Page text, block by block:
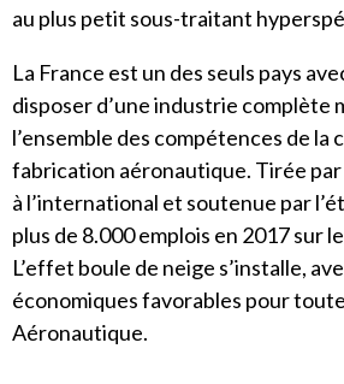
au plus petit sous-traitant
La France est un des seuls pays
disposer d’une industrie complète
l’ensemble des compétences de la
fabrication aéronautique. Tirée par
à l’international et soutenue par
plus de 8.000 emplois en 2017 sur
L’effet boule de neige s’installe,
économiques favorables pour
Aéronautique.